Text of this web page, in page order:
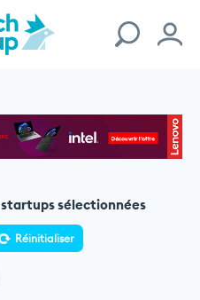
sélectionnées
Réinitialiser